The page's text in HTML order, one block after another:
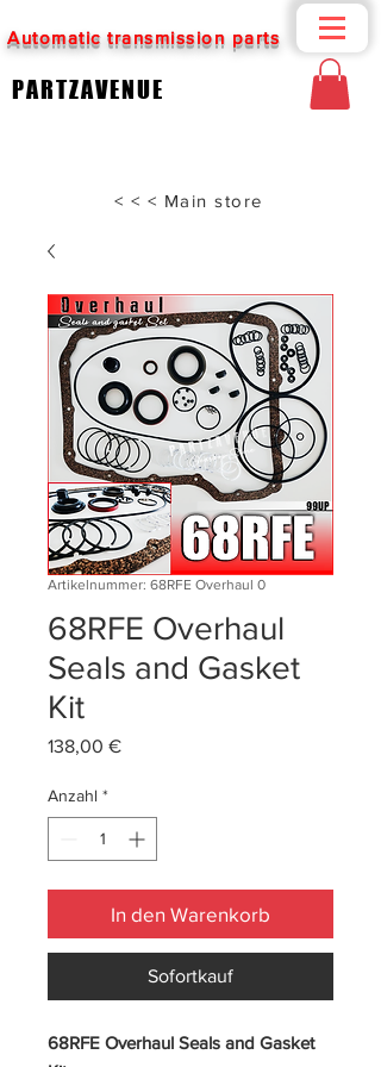
Automatic transmission parts
PARTZAVENUE
< < < Main store
Artikelnummer: 68RFE Overhaul 0
68RFE Overhaul
Seals and Gasket
Kit
138,00 €Preis
Anzahl *
In den Warenkorb
Sofortkauf
68RFE Overhaul Seals and Gasket